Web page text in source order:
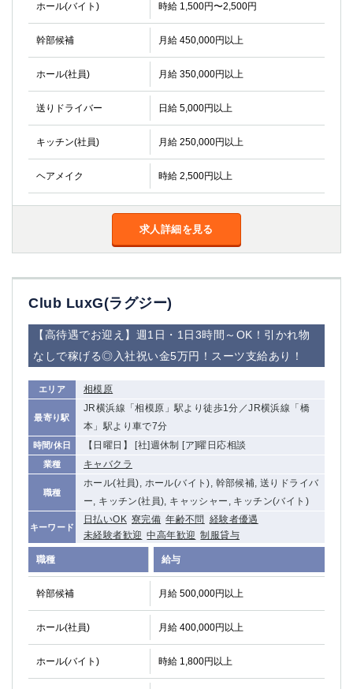
ホール(バイト) 時給 1,500円〜2,500円
幹部候補 月給 450,000円以上
ホール(社員) 月給 350,000円以上
送りドライバー 日給 5,000円以上
キッチン(社員) 月給 250,000円以上
ヘアメイク 時給 2,500円以上
求人詳細を見る
Club LuxG(ラグジー)
【高待遇でお迎え】週1日・1日3時間～OK！引かれ物
なしで稼げる◎入社祝い金5万円！スーツ支給あり！
エリア 相模原
最寄り駅
JR横浜線「相模原」駅より徒歩1分／JR横浜線「橋
本」駅より車で7分
時間/休日 【日曜日】 [社]週休制 [ア]曜日応相談
業種 キャバクラ
職種
ホール(社員), ホール(バイト), 幹部候補, 送りドライバ
ー, キッチン(社員), キャッシャー, キッチン(バイト)
キーワード
日払いOK 寮完備 年齢不問 経験者優遇
未経験者歓迎 中高年歓迎 制服貸与
職種 給与
幹部候補 月給 500,000円以上
ホール(社員) 月給 400,000円以上
ホール(バイト) 時給 1,800円以上
成増駅徒歩3分の好立地！①JR埼京線「赤羽駅」から徒歩2分 ②東
三軒茶屋（南口）
①歌舞伎町 ②新宿 ③新宿三丁目 ④西
①歌舞伎町 ②新宿 ③西部新宿 ③東新宿
①銀座 ②新橋
錦糸町(南口)
蒲田(西口)
清瀬（南口）
①東武練馬 ②成増・板橋 ③大山 ②池袋
池袋東口
竹ノ塚
三鷹
亀戸
水道橋
浅草
幡ヶ谷
祖師ヶ谷大蔵
小岩
五井
川崎
本厚木
新横浜
藤沢
平塚
武蔵小杉
小田原
関内・馬車道・日ノ出町
元住吉
茅ヶ崎
戸塚
たまプラーザ
大船
相模原
厚木
横須賀
桜木町
埼玉県
大宮
南越谷
志木
川越